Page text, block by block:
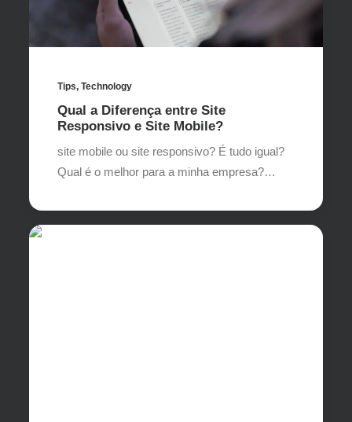
Tips, Technology
Qual a Diferença entre Site
Responsivo e Site Mobile?
site mobile ou site responsivo? É tudo igual?
Qual é o melhor para a minha empresa?…